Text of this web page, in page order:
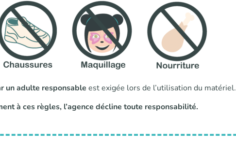
un adulte responsable est exigée lors de l’utilisation du matériel.
à ces règles, l’agence décline toute responsabilité.